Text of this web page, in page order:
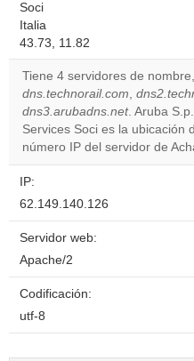
Soci
Italia
43.73, 11.82
Tiene 4 servidores de
dns.technorail.com,
dns3.arubadns.net. Aruba
Services Soci es la ubicación
número IP del servidor de
IP:
62.149.140.126
Servidor web:
Apache/2
Codificación:
utf-8